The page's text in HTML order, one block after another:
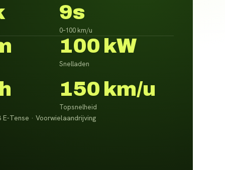
9s
0–100 km/u
100 kW
Snelladen
150 km/u
Topsnelheid
Tense · Voorwielaandrijving